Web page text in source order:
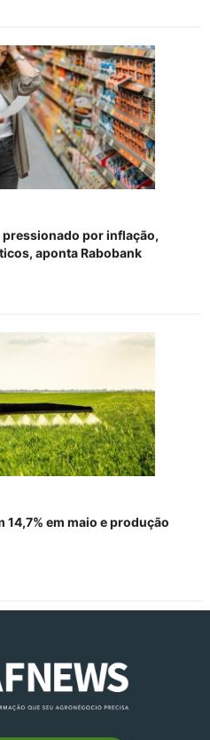
por inflação,
aponta Rabobank
em maio e produção